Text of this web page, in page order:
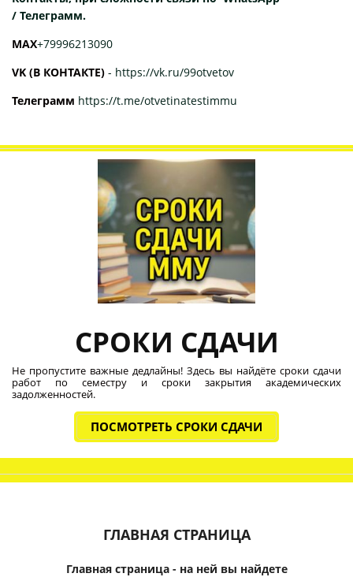
/ Телеграмм.
МАХ+79996213090
VK (В КОНТАКТЕ) - https://vk.ru/99otvetov
Телеграмм https://t.me/otvetinatestimmu
СРОКИ СДАЧИ
Не пропустите важные дедлайны! Здесь вы найдёте сроки сдачи
работ по семестру и сроки закрытия академических
задолженностей.
ПОСМОТРЕТЬ СРОКИ СДАЧИ
ГЛАВНАЯ СТРАНИЦА
Главная страница - на ней вы найдете